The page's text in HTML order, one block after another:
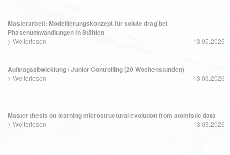
Masterarbeit: Modellierungskonzept für solute drag bei
Phasenumwandlungen in Stählen
> Weiterlesen 13.05.2026
Auftragsabwicklung / Junior Controlling (20 Wochenstunden)
> Weiterlesen 13.03.2026
Master thesis on learning microstructural evolution from atomistic data
> Weiterlesen 13.03.2026